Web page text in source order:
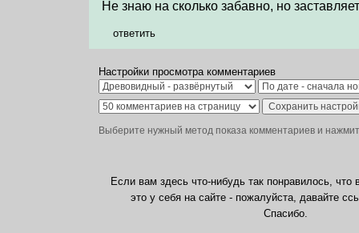
Не знаю на сколько забавно, но
ответить
Настройки просмотра комментариев
Выберите нужный метод показа комментариев и
Если вам здесь что-нибудь так понравилось, что
это у себя на сайте - пожалуйста, давайте
Спасибо.